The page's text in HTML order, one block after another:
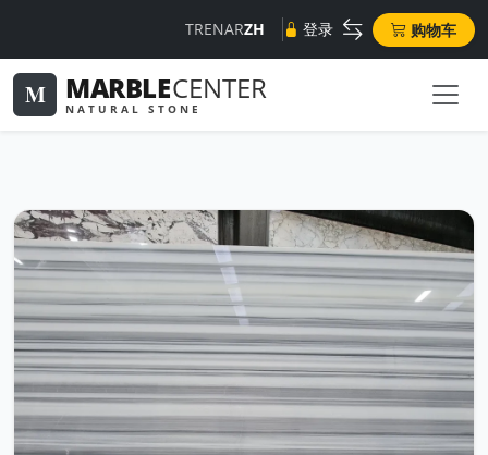
TRENARZH 登录 购物车
M MARBLECENTER
NATURAL STONE